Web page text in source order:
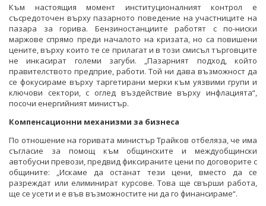
Към настоящия момент институционалният контрол е
съсредоточен върху пазарното поведение на участниците на
пазара за горива. Бензиностанциите работят с по-ниски
маржове спрямо преди началото на кризата, но са повишени
цените, върху които те се прилагат и в този смисъл търговците
не инкасират големи загуби. „Пазарният подход, който
правителството предприе, работи. Той ни дава възможност да
се фокусираме върху таргетирани мерки към уязвими групи и
ключови сектори, с оглед въздействие върху инфлацията“,
посочи енергийният министър.
Компенсационни механизми за бизнеса
По отношение на горивата министър Трайков отбеляза, че има
съгласие за помощ към общинските и междуобщински
автобусни превози, предвид фиксираните цени по договорите с
общините: „Искаме да останат тези цени, вместо да се
разреждат или елиминират курсове. Това ще свърши работа,
ще се усети и е във възможностите ни да го финансираме“.